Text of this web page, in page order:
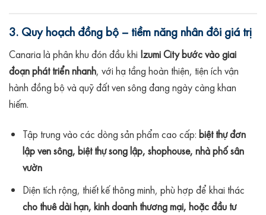
3. Quy hoạch đồng bộ – tiềm năng nhân đôi giá trị
Canaria là phân khu đón đầu khi Izumi City bước vào giai
đoạn phát triển nhanh, với hạ tầng hoàn thiện, tiện ích vận
hành đồng bộ và quỹ đất ven sông đang ngày càng khan
hiếm.
Tập trung vào các dòng sản phẩm cao cấp: biệt thự đơn
lập ven sông, biệt thự song lập, shophouse, nhà phố sân
vườn
Diện tích rộng, thiết kế thông minh, phù hợp để khai thác
cho thuê dài hạn, kinh doanh thương mại, hoặc đầu tư